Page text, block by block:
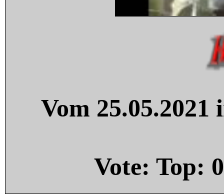
Vom
Vote: Top: 0